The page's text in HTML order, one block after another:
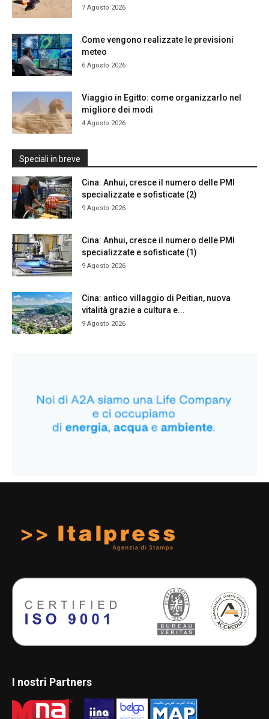
7 Agosto 2026
Come vengono realizzate le previsioni
meteo
6 Agosto 2026
Viaggio in Egitto: come organizzarlo nel
migliore dei modi
4 Agosto 2026
Speciali in breve
Cina: Anhui, cresce il numero delle PMI
specializzate e sofisticate (2)
9 Agosto 2026
Cina: Anhui, cresce il numero delle PMI
specializzate e sofisticate (1)
9 Agosto 2026
Cina: antico villaggio di Peitian, nuova
vitalità grazie a cultura e...
9 Agosto 2026
I nostri Partners